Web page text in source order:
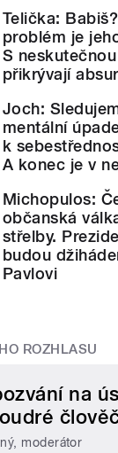
Telička:
problém je
S
přikrývají
Joch:
mentální
k
A konec je v
Michopulos:
občanská
střelby.
budou
Pavlovi
ROZHLASU
na
moderátor